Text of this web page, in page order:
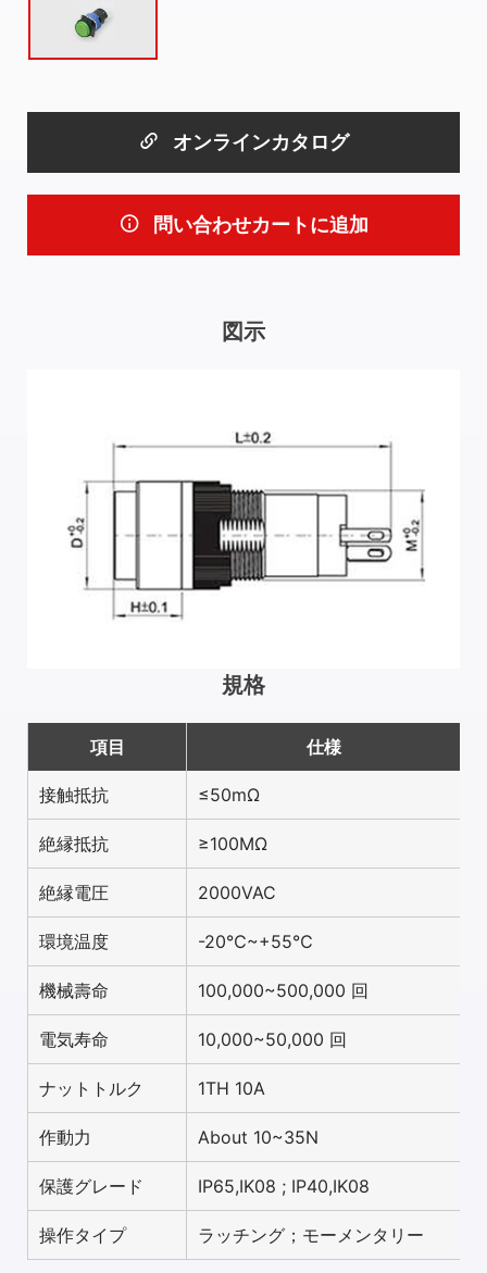
オンラインカタログ
問い合わせカートに追加
図示
規格
項目 仕様
接触抵抗 ≤50mΩ
絶縁抵抗 ≥100MΩ
絶縁電圧 2000VAC
環境温度 -20℃~+55℃
機械壽命 100,000~500,000 回
電気寿命 10,000~50,000 回
ナットトルク 1TH 10A
作動力 About 10~35N
保護グレード IP65,IK08 ; IP40,IK08
操作タイプ ラッチング；モーメンタリー